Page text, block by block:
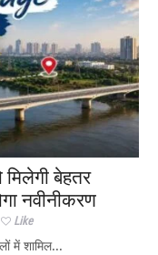
बेहतर
नवीनीकरण
Like
में शामिल...